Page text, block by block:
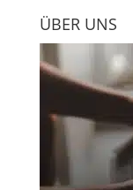
ÜBER UNS